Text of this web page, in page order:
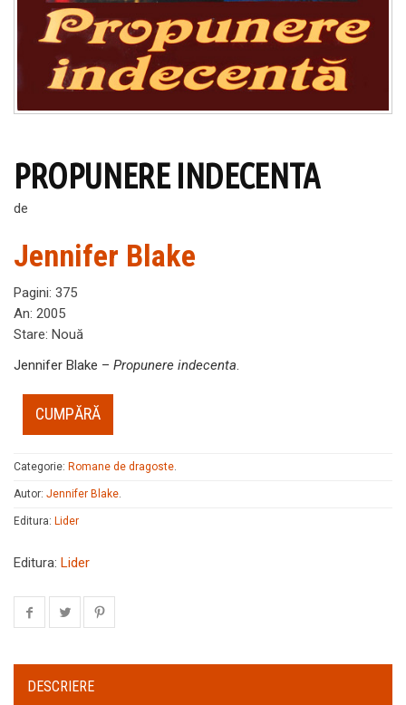
PROPUNERE INDECENTA
de
Jennifer Blake
Pagini: 375
An: 2005
Stare: Nouă
Jennifer Blake – Propunere indecenta.
CUMPĂRĂ
Categorie: Romane de dragoste.
Autor: Jennifer Blake.
Editura: Lider
Editura: Lider
DESCRIERE